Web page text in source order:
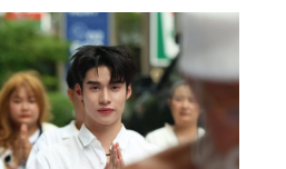
วนซื่นโฮแซวแน่นอน นำทีมโดย เต๋า
ฐินันท์